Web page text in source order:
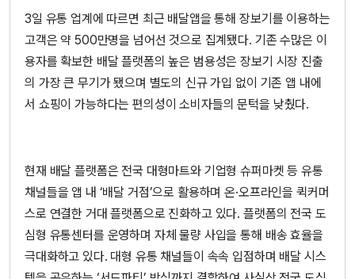
3일 유통 업계에 따르면 최근 배달앱을 통해 장보기를 이용하는
고객은 약 500만명을 넘어선 것으로 집계됐다. 기존 수많은 이
용자를 확보한 배달 플랫폼의 높은 범용성은 장보기 시장 진출
의 가장 큰 무기가 됐으며 별도의 신규 가입 없이 기존 앱 내에
서 쇼핑이 가능하다는 편의성이 소비자들의 문턱을 낮췄다.
현재 배달 플랫폼은 전국 대형마트와 기업형 슈퍼마켓 등 유통
채널들을 앱 내 ‘배달 거점’으로 활용하며 온·오프라인을 퀵커머
스로 연결한 거대 플랫폼으로 진화하고 있다. 플랫폼의 전국 도
심형 유통센터를 운영하며 자체 물량 사입을 통해 배송 효율을
극대화하고 있다. 대형 유통 채널들이 속속 입점하며 배달 시스